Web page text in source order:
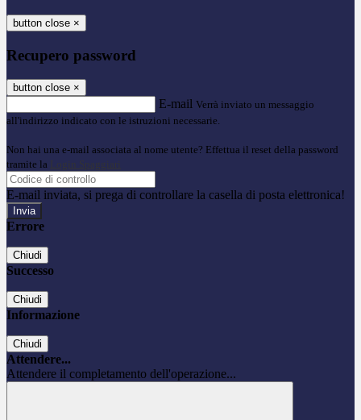
button close ×
Recupero password
button close ×
E-mail Verrà inviato un messaggio
all'indirizzo indicato con le istruzioni necessarie.
Non hai una e-mail associata al nome utente? Effettua il reset della password
tramite la Login Spaggiari
E-mail inviata, si prega di controllare la casella di posta elettronica!
Errore
Chiudi
Successo
Chiudi
Informazione
Chiudi
Attendere...
Attendere il completamento dell'operazione...